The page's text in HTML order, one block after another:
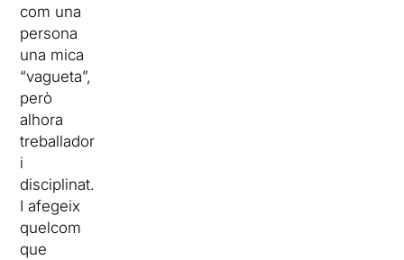
com una
persona
una mica
“vagueta”,
però
alhora
treballador
i
disciplinat.
I afegeix
quelcom
que